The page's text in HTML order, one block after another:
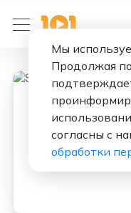
Мы
Продолжая
согласны с
обработки